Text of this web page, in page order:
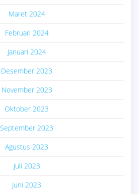
Maret 2024
Februari 2024
Januari 2024
Desember 2023
November 2023
Oktober 2023
September 2023
Agustus 2023
Juli 2023
Juni 2023